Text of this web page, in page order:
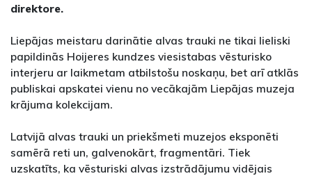
direktore.
Liepājas meistaru darinātie alvas trauki ne tikai lieliski
papildinās Hoijeres kundzes viesistabas vēsturisko
interjeru ar laikmetam atbilstošu noskaņu, bet arī atklās
publiskai apskatei vienu no vecākajām Liepājas muzeja
krājuma kolekcijam.
Latvijā alvas trauki un priekšmeti muzejos eksponēti
samērā reti un, galvenokārt, fragmentāri. Tiek
uzskatīts, ka vēsturiski alvas izstrādājumu vidējais